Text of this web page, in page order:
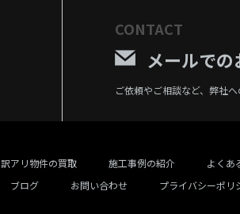
CONTACT
メールで
ご依頼やご相談など、弊社
訳アリ物件の買取 施工事例の紹介
よくあ
ブログ お問い合わせ プライバシーポリ